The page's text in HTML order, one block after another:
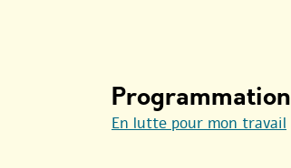
Programmation
En lutte pour mon travail